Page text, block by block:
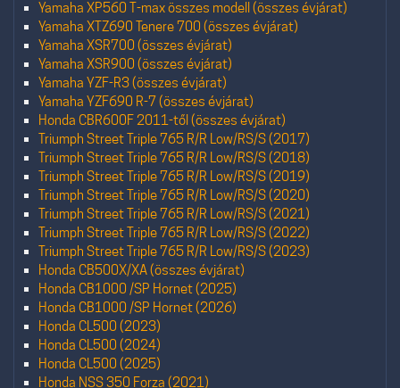
Yamaha XP560 T-max összes modell (összes évjárat)
Yamaha XTZ690 Tenere 700 (összes évjárat)
Yamaha XSR700 (összes évjárat)
Yamaha XSR900 (összes évjárat)
Yamaha YZF-R3 (összes évjárat)
Yamaha YZF690 R-7 (összes évjárat)
Honda CBR600F 2011-től (összes évjárat)
Triumph Street Triple 765 R/R Low/RS/S (2017)
Triumph Street Triple 765 R/R Low/RS/S (2018)
Triumph Street Triple 765 R/R Low/RS/S (2019)
Triumph Street Triple 765 R/R Low/RS/S (2020)
Triumph Street Triple 765 R/R Low/RS/S (2021)
Triumph Street Triple 765 R/R Low/RS/S (2022)
Triumph Street Triple 765 R/R Low/RS/S (2023)
Honda CB500X/XA (összes évjárat)
Honda CB1000 /SP Hornet (2025)
Honda CB1000 /SP Hornet (2026)
Honda CL500 (2023)
Honda CL500 (2024)
Honda CL500 (2025)
Honda NSS 350 Forza (2021)